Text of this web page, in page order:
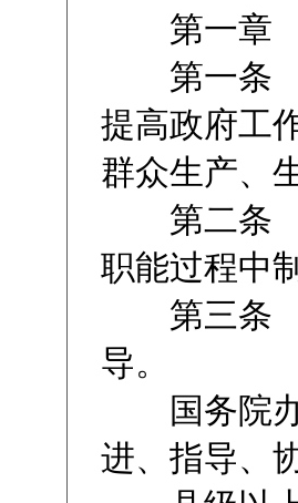
第一章
第一条 为
提高政府工
群众生产、
第二条 本
职能过程中
第三条 各
导。
国务院办
进、指导、